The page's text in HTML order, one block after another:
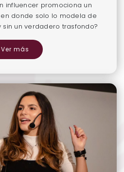
influencer promociona un
donde solo lo modela de
un verdadero trasfondo?
Ver más